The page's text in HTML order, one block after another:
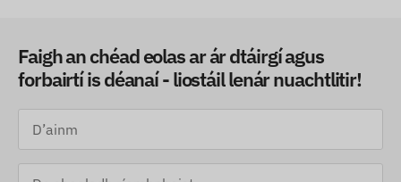
Faigh an chéad eolas ar ár dtáirgí agus
forbairtí is déanaí - liostáil lenár nuachtlitir!